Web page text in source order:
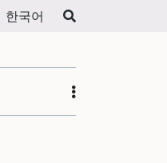
한국어